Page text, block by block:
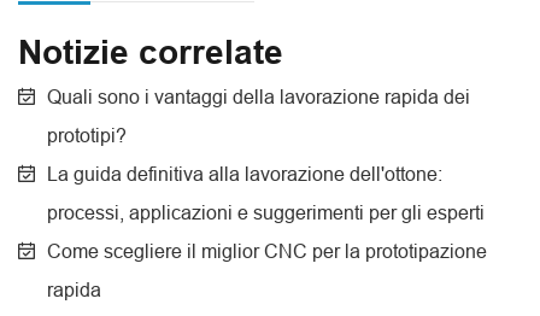
Notizie correlate
Quali sono i vantaggi della lavorazione rapida dei
prototipi?
La guida definitiva alla lavorazione dell'ottone:
processi, applicazioni e suggerimenti per gli esperti
Come scegliere il miglior CNC per la prototipazione
rapida